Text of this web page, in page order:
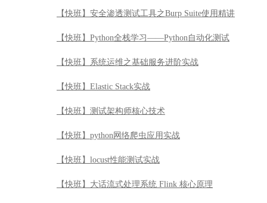
【快班】安全渗透测试工具之Burp Suite使用精讲
【快班】Python全栈学习——Python自动化测试
【快班】系统运维之基础服务进阶实战
【快班】Elastic Stack实战
【快班】测试架构师核心技术
【快班】python网络爬虫应用实战
【快班】locust性能测试实战
【快班】大话流式处理系统 Flink 核心原理